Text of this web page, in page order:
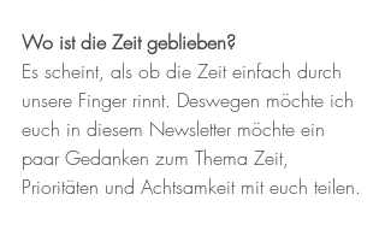
Wo ist die Zeit geblieben?
Es scheint, als ob die Zeit einfach durch
unsere Finger rinnt. Deswegen möchte ich
euch in diesem Newsletter möchte ein
paar Gedanken zum Thema Zeit,
Prioritäten und Achtsamkeit mit euch teilen.